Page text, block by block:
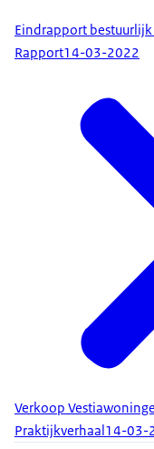
Eindrapport
Rapport14-03-2022
Verkoop
Praktijkverhaal14-03-